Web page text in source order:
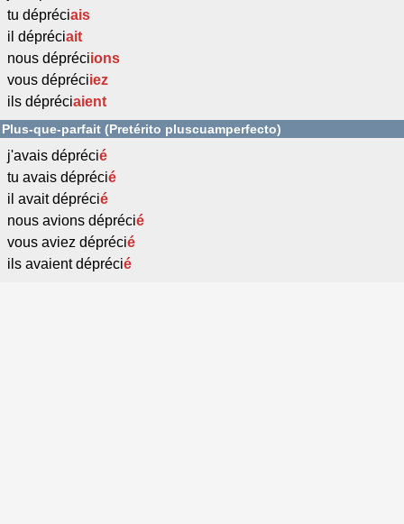
tu dépréciais
il dépréciait
nous dépréciions
vous dépréciiez
ils dépréciaient
Plus-que-parfait (Pretérito pluscuamperfecto)
j'avais déprécié
tu avais déprécié
il avait déprécié
nous avions déprécié
vous aviez déprécié
ils avaient déprécié